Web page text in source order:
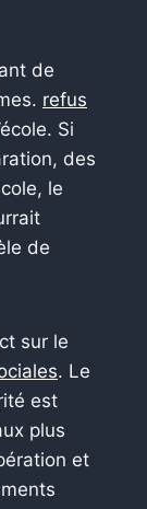
de
refus
Si
des
le
de
sur le
. Le
est
plus
et